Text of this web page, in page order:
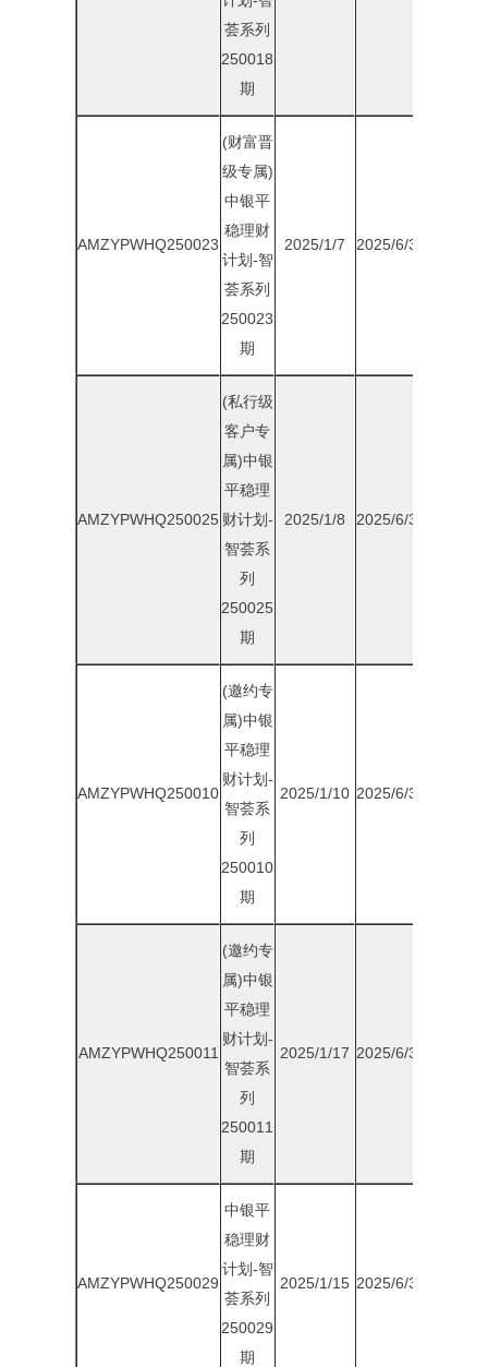
荟系列
250018
期
AMZYPWHQ250023
(财富晋
级专属)
中银平
稳理财
计划-智
荟系列
250023
期
2025/1/7 2025/6/30
AMZYPWHQ250025
(私行级
客户专
属)中银
平稳理
财计划-
智荟系
列
250025
期
2025/1/8 2025/6/30
AMZYPWHQ250010
(邀约专
属)中银
平稳理
财计划-
智荟系
列
250010
期
2025/1/10 2025/6/30
AMZYPWHQ250011
(邀约专
属)中银
平稳理
财计划-
智荟系
列
250011
期
2025/1/17 2025/6/30
AMZYPWHQ250029
中银平
稳理财
计划-智
荟系列
250029
期
2025/1/15 2025/6/30